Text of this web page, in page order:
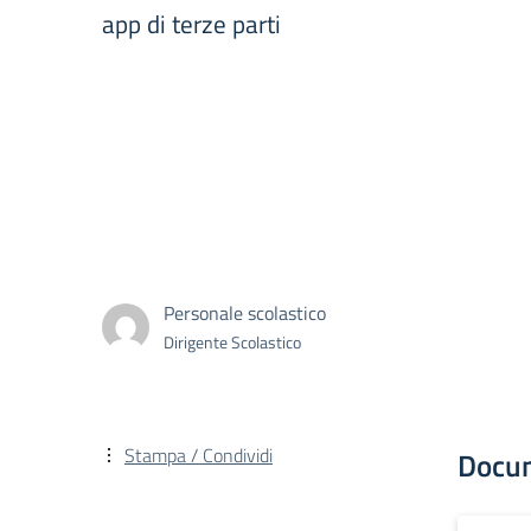
app di terze parti
Personale scolastico
Dirigente Scolastico
Stampa / Condividi